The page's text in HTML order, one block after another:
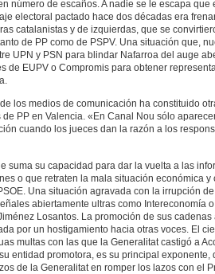
número de escaños. A nadie se le escapa
electoral pactado hace dos décadas era
catalanistas y de izquierdas, que se
de PP como de PSPV. Una situación que,
UPN y PSN para blindar Nafarroa del auge
de EUPV o Compromis para obtener
los medios de comunicación ha constituido
de PP en Valencia. «En Canal Nou sólo
cuando los jueces dan la razón a los
suma su capacidad para dar la vuelta a las
o que retraten la mala situación económica y
Una situación agravada con la irrupción
abiertamente ultras como Intereconomía
Losantos. La promoción de sus
por un hostigamiento hacia otras voces. El
multas con las que la Generalitat castigó a
entidad promotora, es su principal exponente,
de la Generalitat en romper los lazos con el